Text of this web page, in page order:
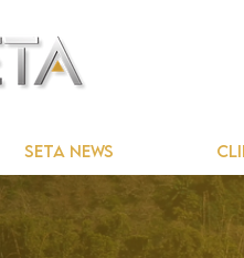
SETA NEWS